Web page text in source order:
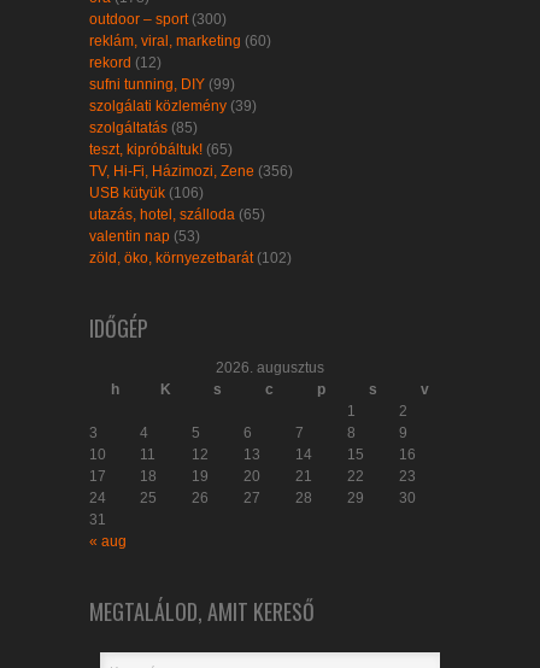
outdoor – sport(300)
reklám, viral, marketing (60)
rekord (12)
sufni tunning, DIY (99)
szolgálati közlemény (39)
szolgáltatás (85)
teszt, kipróbáltuk! (65)
TV, Hi-Fi, Házimozi, Zene (356)
USB kütyük (106)
utazás, hotel, szálloda (65)
valentin nap (53)
zöld, öko, környezetbarát(102)
IDŐGÉP
2026. augusztus
h
K s c p s
v
1
2
3
4 5 6 7 8
9
10
11 12 13 14 15
16
17
18 19 20 21 22
23
24
25 26 27 28 29
30
31
« aug
MEGTALÁLOD, AMIT KERESŐ